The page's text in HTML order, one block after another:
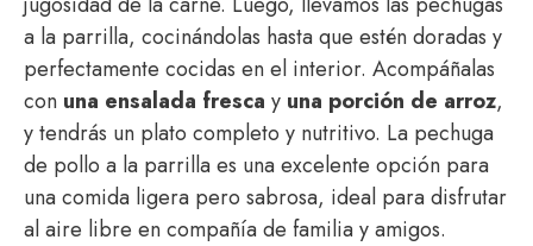
a la parrilla, cocinándolas hasta que estén doradas y
perfectamente cocidas en el interior. Acompáñalas
con una ensalada fresca y una porción de arroz,
y tendrás un plato completo y nutritivo. La pechuga
de pollo a la parrilla es una excelente opción para
una comida ligera pero sabrosa, ideal para disfrutar
al aire libre en compañía de familia y amigos.